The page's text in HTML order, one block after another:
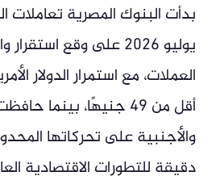
يوليو 2026 على وقع
العملات، مع استمرار الدولار
أقل من 49 جنيهًا، بينما
والأجنبية على تحركاتها
دقيقة للتطورات الاقتصادية